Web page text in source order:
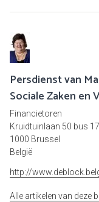
Persdienst van
Sociale Zaken en
Financietoren
Kruidtuinlaan 50 bus
1000 Brussel
België
http://
Alle artikelen van deze